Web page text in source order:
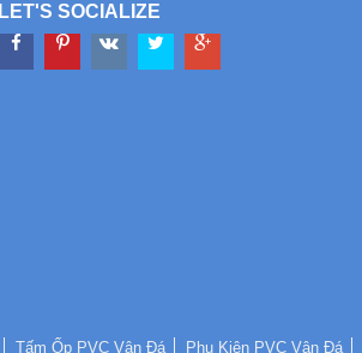
LET'S SOCIALIZE
Tấm Ốp PVC Vân Đá Phụ Kiện PVC Vân Đá